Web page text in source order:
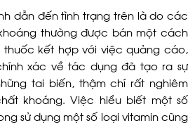
dẫn đến tình trạng trên là do các
thường được bán một cách
kết hợp với việc quảng cáo,
xác về tác dụng đã tạo ra sự
tai biến, thậm chí rất nghiêm
khoáng. Việc hiểu biết một số
sử dụng một số loại vitamin cũng